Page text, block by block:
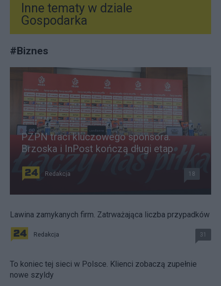
Inne tematy w dziale
Gospodarka
#Biznes
PZPN traci kluczowego sponsora.
Brzoska i InPost kończą długi etap
Redakcja 18
Lawina zamykanych firm. Zatrważająca liczba przypadków
Redakcja 31
To koniec tej sieci w Polsce. Klienci zobaczą zupełnie
nowe szyldy